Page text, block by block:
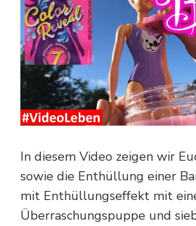
In diesem Video zeigen wir
sowie die Enthüllung einer
mit Enthüllungseffekt mit
Überraschungspuppe und